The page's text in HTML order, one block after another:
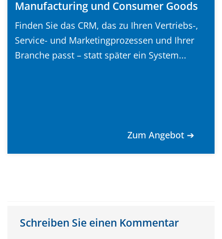
Manufacturing und Consumer Goods
Finden Sie das CRM, das zu Ihren Vertriebs-,
Service- und Marketingprozessen und Ihrer
Branche passt – statt später ein System...
Zum Angebot ➔
Schreiben Sie einen Kommentar